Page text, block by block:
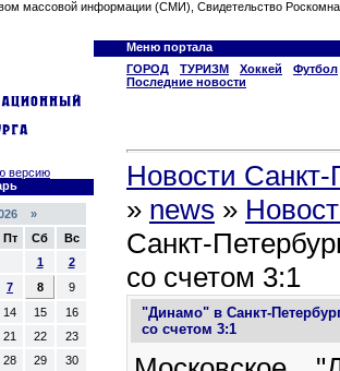
массовой информации (СМИ), Свидетельство
Меню портала
ГОРОД
ТУРИЗМ Хоккей
Футбол
Последние новости
версию
»
Пт Сб
Вс
1
2
7 8
9
14 15
16
21 22
23
28 29
30
Новости Санкт-
» news »
Санкт-
со счетом 3:1
"Динамо" в Санкт-
со счетом 3:1